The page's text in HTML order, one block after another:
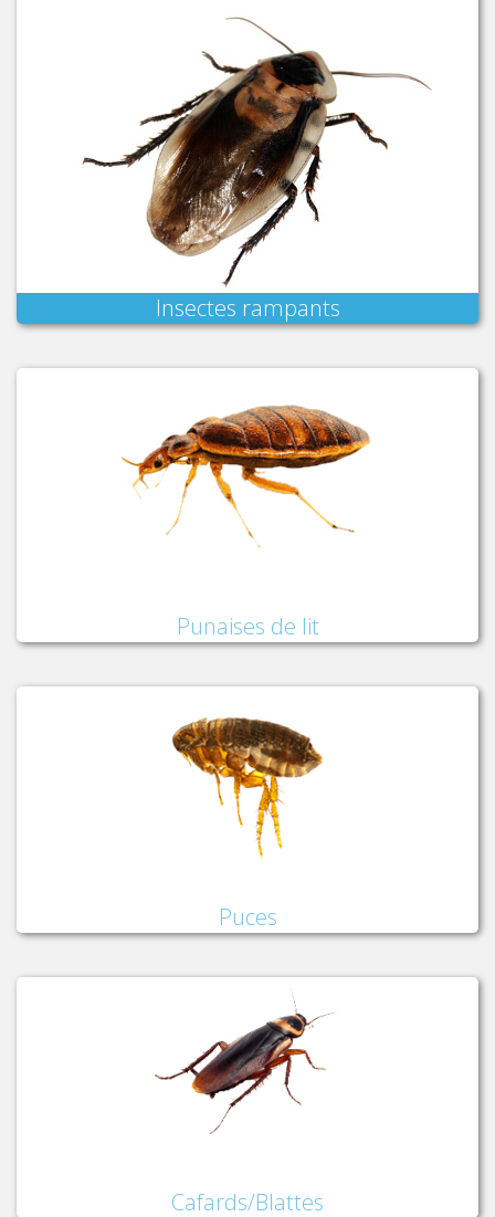
Insectes rampants
Punaises de lit
Puces
Cafards/Blattes